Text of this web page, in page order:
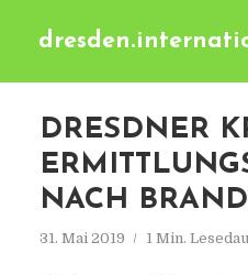
DRESDNER
NACH
31. Mai 2019 1 Min.